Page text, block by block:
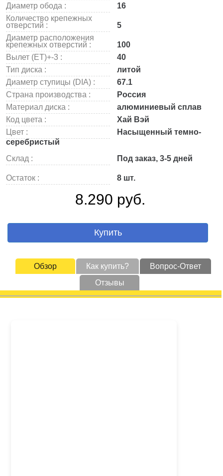
Диаметр обода :
16
Количество крепежных
отверстий :
5
Диаметр расположения
крепежных отверстий :
100
Вылет (ET)+-3 :
40
Тип диска :
литой
Диаметр ступицы (DIA) :
67.1
Страна производства :
Россия
Материал диска :
алюминиевый сплав
Код цвета :
Хай Вэй
Цвет :
Насыщенный темно-
серебристый
Склад :
Под заказ, 3-5 дней
Остаток : 8 шт.
8.290 руб.
Купить
Обзор Как купить?
Вопрос-Ответ
Отзывы